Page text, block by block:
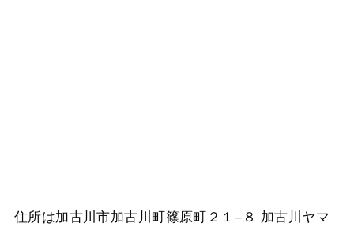
住所は加古川市加古川町篠原町２１−８ 加古川ヤマ